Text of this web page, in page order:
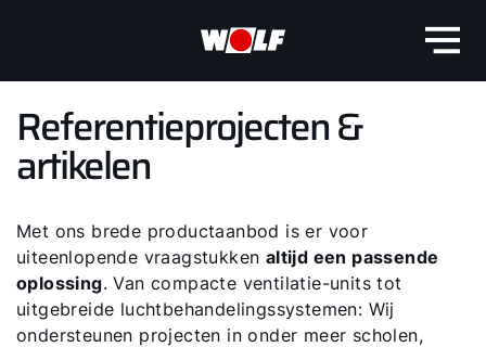
Referentieprojecten &
artikelen
Met ons brede productaanbod is er voor
uiteenlopende vraagstukken altijd een passende
oplossing. Van compacte ventilatie-units tot
uitgebreide luchtbehandelingssystemen: Wij
ondersteunen projecten in onder meer scholen,